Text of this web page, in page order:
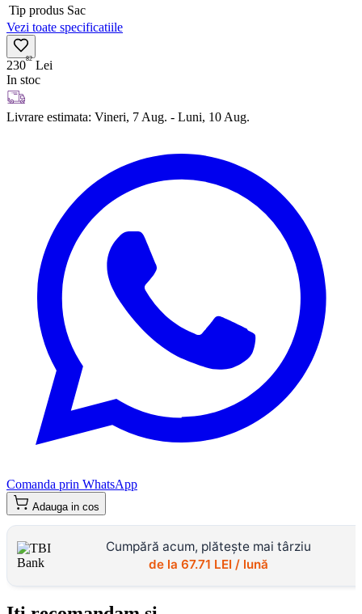
Tip produs Sac
Vezi toate specificatiile
23082 Lei
In stoc
Livrare estimata: Vineri, 7 Aug. - Luni, 10 Aug.
Comanda prin WhatsApp
Adauga in cos
Cumpără acum, plătește mai târziu
de la 67.71 LEI / lună